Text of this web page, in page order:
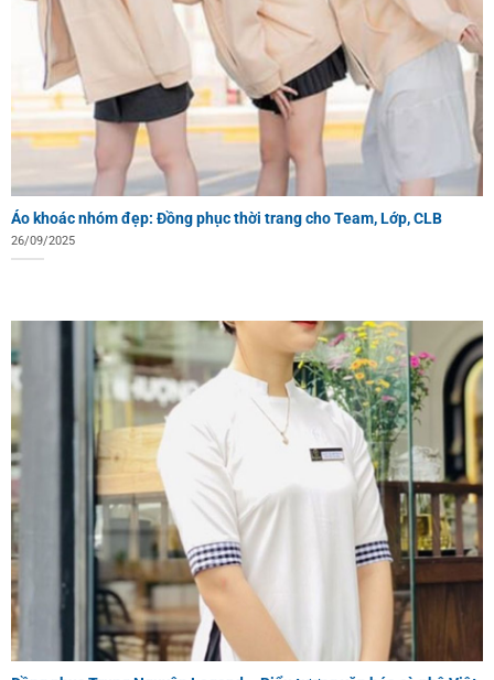
Áo khoác nhóm đẹp: Đồng phục thời trang cho Team, Lớp, CLB
26/09/2025